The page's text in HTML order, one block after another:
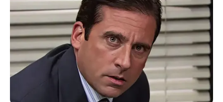
La lluvia impidió que la primera mitad fuera más
dinámica, aunque sacó a relucir la actuación del portero
boliviano Jorge Arauz, sobre todo en los remates aéreos
tapando al menos dos en la primera mitad y otros tantos
en la segunda.
Servio, el portero argentino del conjunto aurinegro,
también tuvo sus momentos de inspiración tras desviar